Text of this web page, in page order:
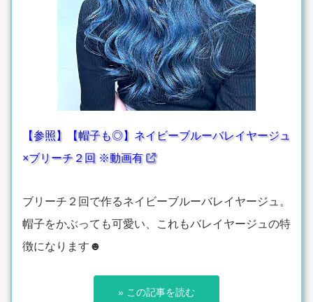
【参照】【帽子も◎】ネイビーブルーバレイヤージュ
×ブリーチ２回 ※動画有
ブリーチ２回で作るネイビーブルーバレイヤージュ。
帽子をかぶっても可愛い、これもバレイヤージュの特
徴になります☻
» この記事を読む